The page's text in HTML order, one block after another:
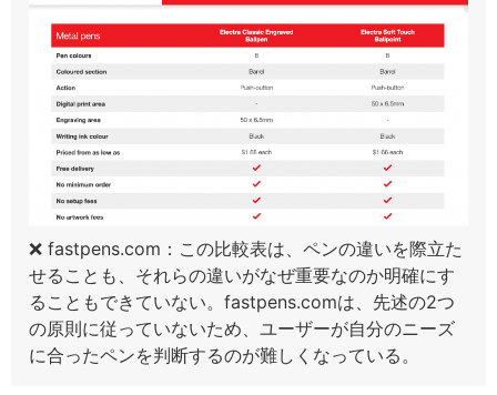
❌ fastpens.com：この比較表は、ペンの違いを際立た
せることも、それらの違いがなぜ重要なのか明確にす
ることもできていない。fastpens.comは、先述の2つ
の原則に従っていないため、ユーザーが自分のニーズ
に合ったペンを判断するのが難しくなっている。